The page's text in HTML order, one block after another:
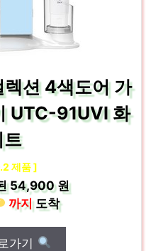
션 4색도어 가
UTC-91UVI 화
트
제품 ]
54,900 원
까지도착
가기